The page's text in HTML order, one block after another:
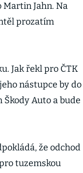
Jahn. Na
prozatím
Jak řekl pro ČTK
nástupce by do
Auto a bude
že odchod
tuzemskou